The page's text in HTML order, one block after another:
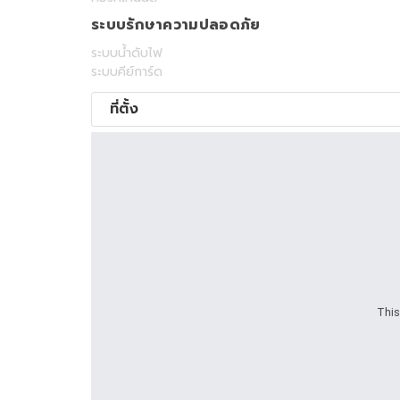
ระบบรักษาความปลอดภัย
ระบบน้ำดับไฟ
ระบบคีย์การ์ด
ที่ตั้ง